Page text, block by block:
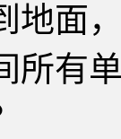
地面
所有